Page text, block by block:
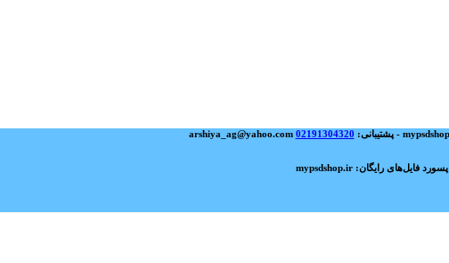
02191304320
پسورد فایل‌های رایگان: mypsdshop.ir